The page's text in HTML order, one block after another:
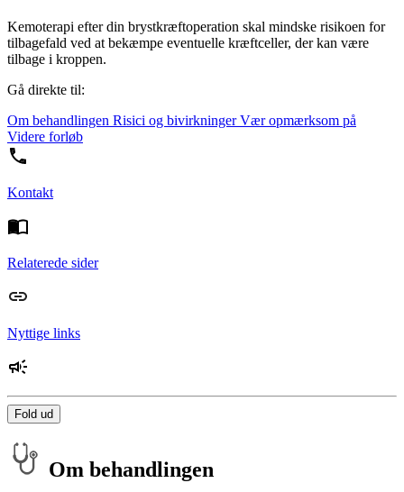
Kemoterapi efter din brystkræftoperation skal mindske risikoen for
tilbagefald ved at bekæmpe eventuelle kræftceller, der kan være
tilbage i kroppen.
Gå direkte til:
Om behandlingen Risici og bivirkningerVær opmærksom på
Videre forløb
Kontakt
Relaterede sider
Nyttige links
Fold ud
Om behandlingen